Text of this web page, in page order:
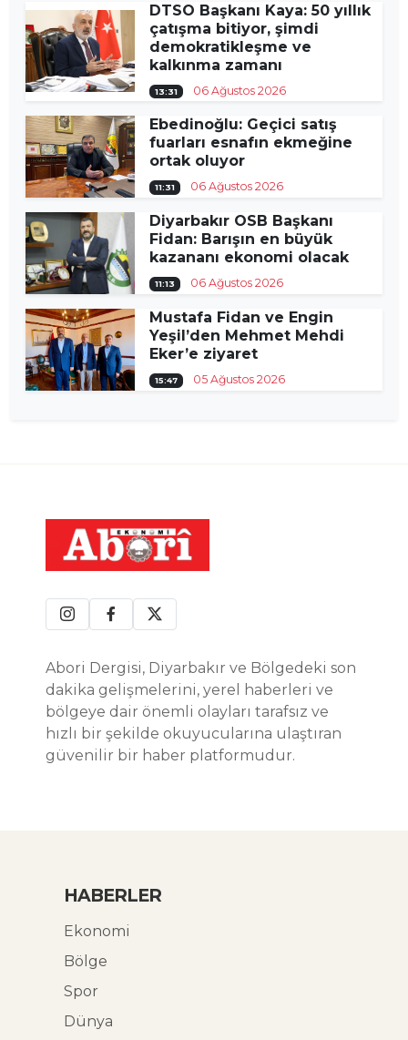
DTSO Başkanı Kaya: 50 yıllık
çatışma bitiyor, şimdi
demokratikleşme ve
kalkınma zamanı
13:31 06 Ağustos 2026
Ebedinoğlu: Geçici satış
fuarları esnafın ekmeğine
ortak oluyor
11:31 06 Ağustos 2026
Diyarbakır OSB Başkanı
Fidan: Barışın en büyük
kazananı ekonomi olacak
11:13 06 Ağustos 2026
Mustafa Fidan ve Engin
Yeşil’den Mehmet Mehdi
Eker’e ziyaret
15:47 05 Ağustos 2026
Abori Dergisi, Diyarbakır ve Bölgedeki son
dakika gelişmelerini, yerel haberleri ve
bölgeye dair önemli olayları tarafsız ve
hızlı bir şekilde okuyucularına ulaştıran
güvenilir bir haber platformudur.
HABERLER
Ekonomi
Bölge
Spor
Dünya